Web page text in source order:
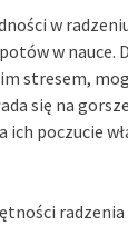
w
w nauce.
stresem,
się na
ich poczucie